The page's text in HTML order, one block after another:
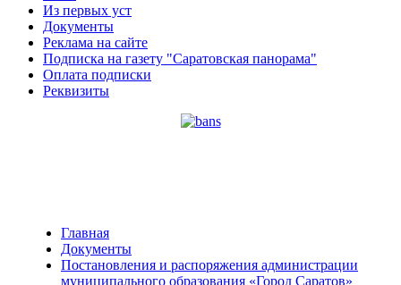
Из пеpвых уст
Документы
Реклама на сайте
Подписка на газету "Саратовская панорама"
Оплата подписки
Реквизиты
Главная
Документы
Постановления и распоряжения администрации
муниципального образования «Город Саратов»